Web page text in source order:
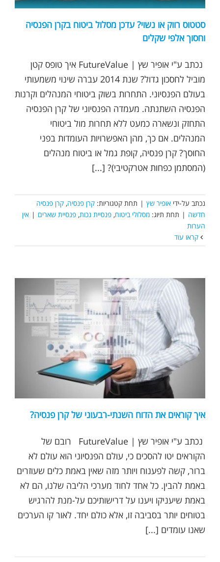
סטטוס רווק או נשוי? עדכן מסלול ביטוח בקרן הפנסיה
וחסוך אלפי שקלים
נכתב ע"י אופיר שץ | FutureValue איך טופס קטן
מוביל לחסכון גדול? שנת 2014 עברה שינוי משמעותי
בעולם הפנסיוני. התחרות בשוק ביטוחי המנהלים וקרנות
הפנסיה השתנתה. מעמדה הפנסיוני של קרן הפנסיה
התחזק ונשארה כמעט ללא תחרות מול ביטוחי
המנהלים. אם כך, מהן האפשרויות העומדות בפני
החוסך? קרן פנסיה, קופת גמל או ביטוח מנהלים
(המסתמן כפחות אטרקטיבי)? [...]
נכתב על-ידי אופיר שץ | תחת קטגוריות: קרן פנסיה, קרן פנסיה
חדשה | תחת תיוג: מסלולי ביטוח, פנסיית נכות, פנסיית שארים | אין
הערות
קראו עוד
איך קוראים את הדוח השנתי-רבעוני של קרן פנסיה?
נכתב ע"י אופיר שץ | FutureValue רובם של
הקוראים יטו להסכים כי, עולם הפנסיוני הוא עולם לא
ברור, קשה לפענוח ויותר מזה שאין באמת כלים שעוזרים
באמת להבין. כל אחד לחוד מערכי הליבה שלנו, הם לא
באמת שיעניקו ויענו על דרישותיכם על-מנת להרגיש
בטוחים יותר בסביבה זו, אלא כולם יחד. לאור קו הערכים
שאנו עומדים [...]